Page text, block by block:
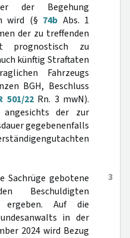
der Begehung
wird (§ 74b Abs. 1
der zu treffenden
prognostisch zu
künftig Straftaten
Fahrzeugs
BGH, Beschluss
501/22Rn. 3 mwN).
angesichts der zur
gegebenenfalls
3
Sachrüge gebotene
Beschuldigten
ergeben. Auf die
in der
2024 wird Bezug